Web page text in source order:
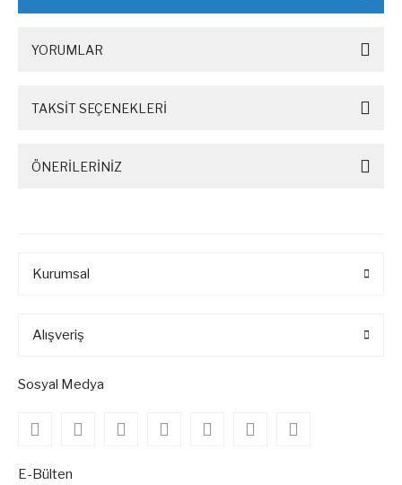
YORUMLAR
TAKSİT SEÇENEKLERİ
ÖNERİLERİNİZ
Kurumsal
Alışveriş
Sosyal Medya
E-Bülten